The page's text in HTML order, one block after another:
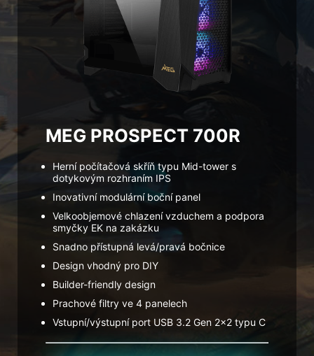
MEG PROSPECT 700R
Herní počítačová skříň typu Mid-tower s
dotykovým rozhraním IPS
Inovativní modulární boční panel
Velkoobjemové chlazení vzduchem a podpora
smyčky EK na zakázku
Snadno přístupná levá/pravá bočnice
Design vhodný pro DIY
Builder-friendly design
Prachové filtry ve 4 panelech
Vstupní/výstupní port USB 3.2 Gen 2x2 typu C